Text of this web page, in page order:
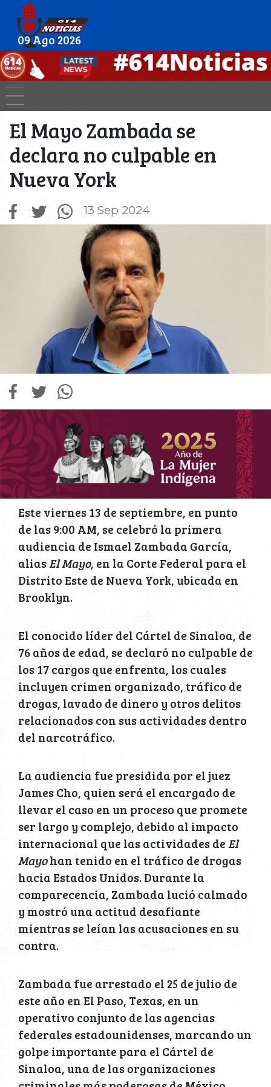
09 Ago 2026
El Mayo Zambada se
declara no culpable en
Nueva York
13 Sep 2024
Este viernes 13 de septiembre, en punto
de las 9:00 AM, se celebró la primera
audiencia de Ismael Zambada García,
aliasEl Mayo, en la Corte Federal para el
Distrito Este de Nueva York, ubicada en
Brooklyn.
El conocido líder del Cártel de Sinaloa, de
76 años de edad, se declaró no culpable de
los 17 cargos que enfrenta, los cuales
incluyen crimen organizado, tráfico de
drogas, lavado de dinero y otros delitos
relacionados con sus actividades dentro
del narcotráfico.
La audiencia fue presidida por el juez
James Cho, quien será el encargado de
llevar el caso en un proceso que promete
ser largo y complejo, debido al impacto
internacional que las actividades de El
Mayohan tenido en el tráfico de drogas
hacia Estados Unidos. Durante la
comparecencia, Zambada lució calmado
y mostró una actitud desafiante
mientras se leían las acusaciones en su
contra.
Zambada fue arrestado el 25 de julio de
este año en El Paso, Texas, en un
operativo conjunto de las agencias
federales estadounidenses, marcando un
golpe importante para el Cártel de
Sinaloa, una de las organizaciones